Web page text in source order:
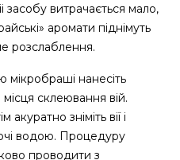
засобу витрачається мало,
аромати піднімуть
розслаблення.
мікробраші нанесіть
склеювання вій.
зніміть вії і
водою. Процедуру
проводити з